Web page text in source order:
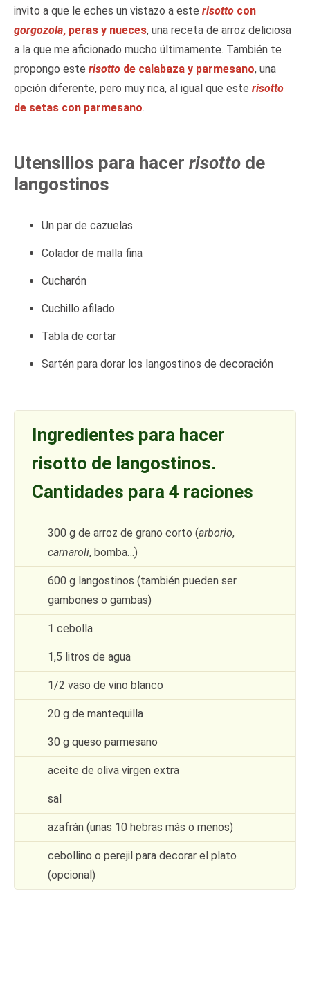
invito a que le eches un vistazo a este risotto con
gorgozola, peras y nueces, una receta de arroz deliciosa
a la que me aficionado mucho últimamente. También te
propongo este risotto de calabaza y parmesano, una
opción diferente, pero muy rica, al igual que este risotto
de setas con parmesano.
Utensilios para hacer risotto de
langostinos
Un par de cazuelas
Colador de malla fina
Cucharón
Cuchillo afilado
Tabla de cortar
Sartén para dorar los langostinos de decoración
Ingredientes para hacer
risotto de langostinos.
Cantidades para 4 raciones
300 g de arroz de grano corto (arborio,
carnaroli, bomba…)
600 g langostinos (también pueden ser
gambones o gambas)
1 cebolla
1,5 litros de agua
1/2 vaso de vino blanco
20 g de mantequilla
30 g queso parmesano
aceite de oliva virgen extra
sal
azafrán (unas 10 hebras más o menos)
cebollino o perejil para decorar el plato
(opcional)